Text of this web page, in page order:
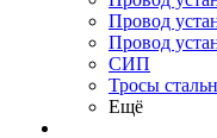
Провод
Провод
СИП
Тросы
Ещё